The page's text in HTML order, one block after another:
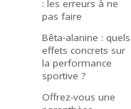
: les erreurs à ne
pas faire
Bêta-alanine : quels
effets concrets sur
la performance
sportive ?
Offrez-vous une